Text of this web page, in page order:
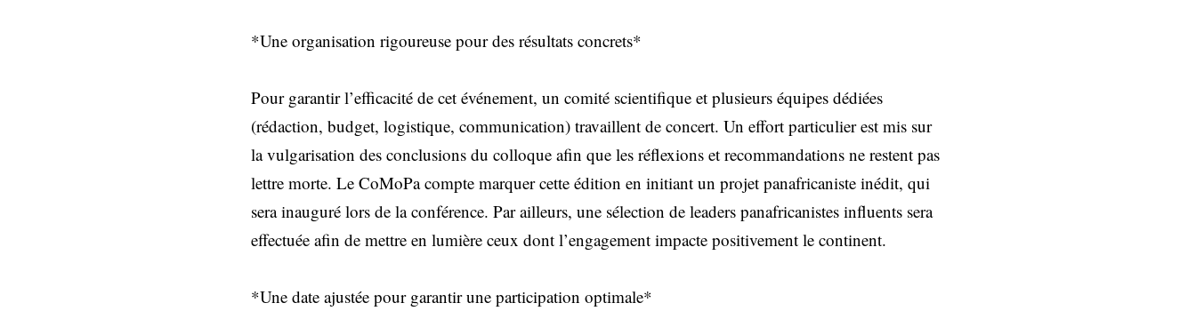
*Une organisation rigoureuse pour des résultats concrets*
Pour garantir l’efficacité de cet événement, un comité scientifique et plusieurs équipes dédiées
(rédaction, budget, logistique, communication) travaillent de concert. Un effort particulier est mis sur
la vulgarisation des conclusions du colloque afin que les réflexions et recommandations ne restent pas
lettre morte. Le CoMoPa compte marquer cette édition en initiant un projet panafricaniste inédit, qui
sera inauguré lors de la conférence. Par ailleurs, une sélection de leaders panafricanistes influents sera
effectuée afin de mettre en lumière ceux dont l’engagement impacte positivement le continent.
*Une date ajustée pour garantir une participation optimale*